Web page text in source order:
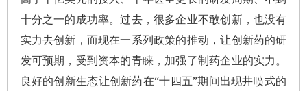
十分之一的成功率。过去，很多企业不敢创新，也没有
实力去创新，而现在一系列政策的推动，让创新药的研
发可预期，受到资本的青睐，加强了制药企业的实力。
良好的创新生态让创新药在“十四五”期间出现井喷式的